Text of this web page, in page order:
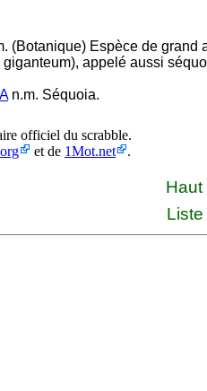
(Botanique) Espèce de grand
appelé aussi
n.m. Séquoia.
officiel du scrabble.
et de 1Mot.net .
Haut